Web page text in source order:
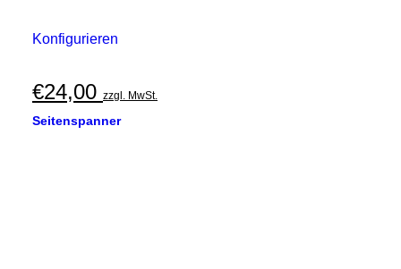
Konfigurieren
€24,00 zzgl. MwSt.
Seitenspanner